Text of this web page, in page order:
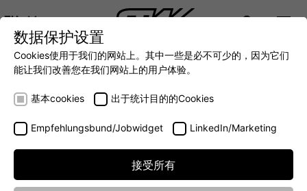
ZH
DEUTSCH (DE)
中文 (ZH)
DIGITALIZATION- 全面连接移动机械世界
AUTOMATION - 全力提升移动机械效率
INTEGRATION -
TCG-4
数据保护设置
Cookies使用于我们的网站上。其中一些是必不可少的，因为它们
能让我们改善您在我们网站上的用户体验。
基本cookies 出于统计目的的Cookies
Empfehlungsbund/Jobwidget LinkedIn/Marketing
接受所有